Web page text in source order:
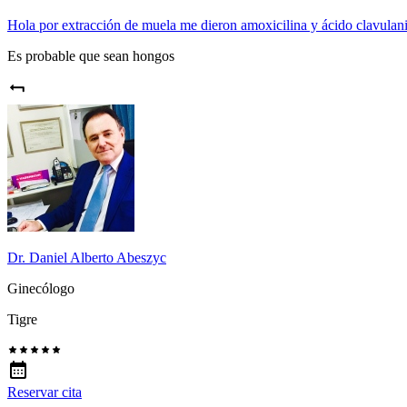
Hola por extracción de muela me dieron amoxicilina y ácido
Es probable que sean hongos
Dr. Daniel Alberto Abeszyc
Ginecólogo
Tigre
Reservar cita